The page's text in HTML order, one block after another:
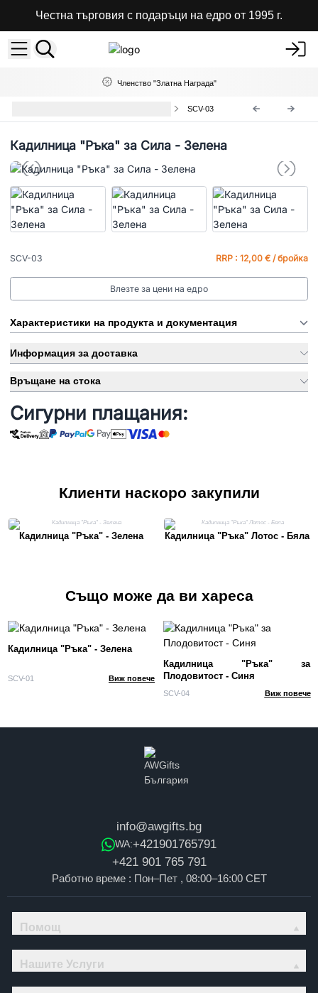
Честна търговия с подаръци на едро от 1995 г.
Членство "Златна Награда"
SCV-03
Кадилница "Ръка" за Сила - Зелена
SCV-03 RRP : 12,00 € / бройка
Влезте за цени на едро
Характеристики на продукта и документация
Информация за доставка
Връщане на стока
Сигурни плащания:
Клиенти наскоро закупили
Кадилница "Ръка" - Зелена Кадилница "Ръка" Лотос - Бяла
Също може да ви хареса
Кадилница "Ръка" - Зелена
SCV-01 Виж повече
Кадилница "Ръка" за
Плодовитост - Синя
SCV-04 Виж повече
info@awgifts.bg
WA:+421901765791
+421 901 765 791
Работно време : Пон–Пет , 08:00–16:00 CET
Помощ
Нашите Услуги